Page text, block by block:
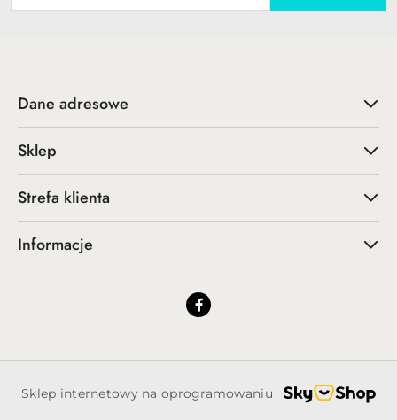
Dane adresowe
Sklep
Strefa klienta
Informacje
Sklep internetowy na oprogramowaniu